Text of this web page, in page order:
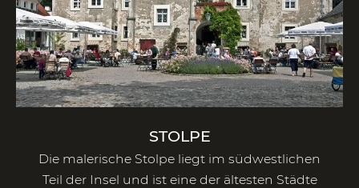
STOLPE
Die malerische Stolpe liegt im südwestlichen
Teil der Insel und ist eine der ältesten Städte